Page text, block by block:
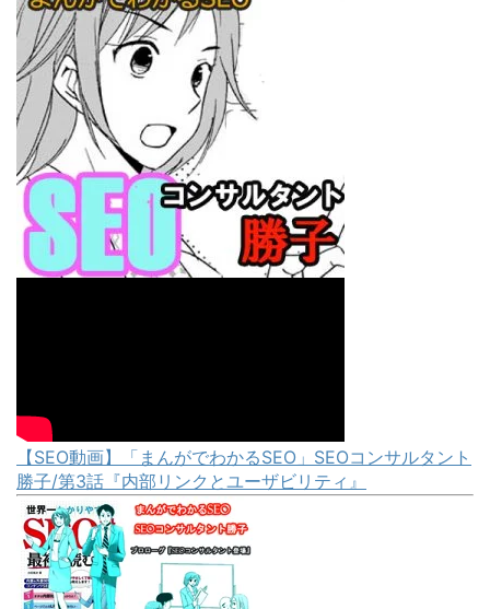
【SEO動画】「まんがでわかるSEO」SEOコンサルタント
勝子/第3話『内部リンクとユーザビリティ』